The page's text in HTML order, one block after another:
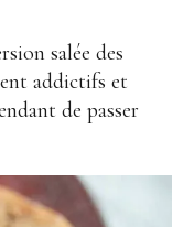
salée des
addictifs et
de passer